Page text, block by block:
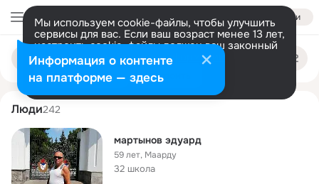
Войти
Мы используем cookie-файлы, чтобы улучшить
сервисы для вас. Если ваш возраст менее 13 лет,
настроить cookie-файлы должен ваш законный
представитель. Больше информации
Разрешить все Настроить
Поиск
людям
eduard martynov
Люди242
мартынов эдуард
59 лет, Маарду
32 школа
Информация о контенте
на платформе — здесь